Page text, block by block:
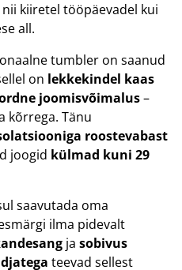
kiiretel tööpäevadel kui
all.
tumbler on saanud
on lekkekindel kaas
joomisvõimalus–
kõrrega. Tänu
roostevabast
joogid külmad kuni 29
saavutada oma
ilma pidevalt
ja sobivus
teevad sellest